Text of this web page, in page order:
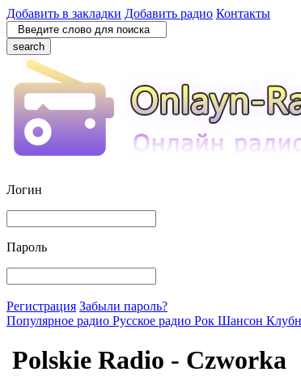
Добавить в закладки Добавить радио Контакты
search
Логин
Пароль
Регистрация Забыли пароль?
Популярное радио Русское радио Рок Шансон
Polskie Radio - Czworka